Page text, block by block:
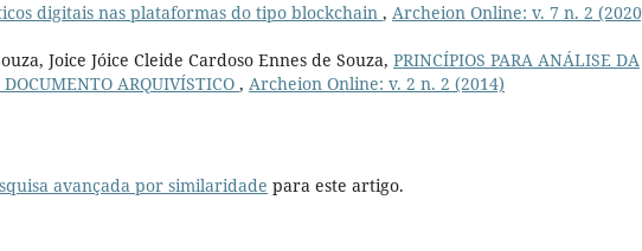
digitais nas plataformas do tipo blockchain , Archeion Online: v. 7 n. 2
Joice Jóice Cleide Cardoso Ennes de Souza, PRINCÍPIOS PARA ANÁLISE DA
ARQUIVÍSTICO , Archeion Online: v. 2 n. 2 (2014)
avançada por similaridade para este artigo.